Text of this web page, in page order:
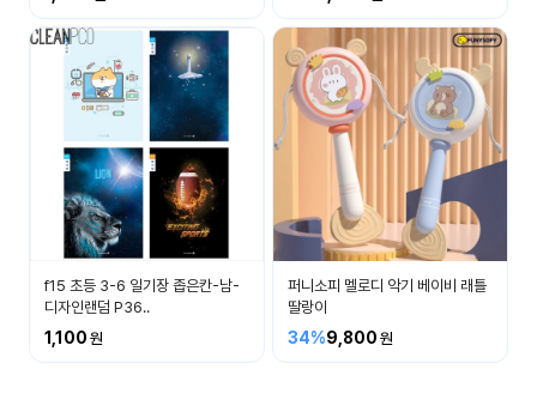
공지
사항
이벤
트
우리
들의
이야
후기
게시
판
f15 초등 3-6 일기장 좁은칸-남-
디자인랜덤 P36..
1,100
퍼니소피 멜로디 악기 베이비 래틀
딸랑이
34%9,800